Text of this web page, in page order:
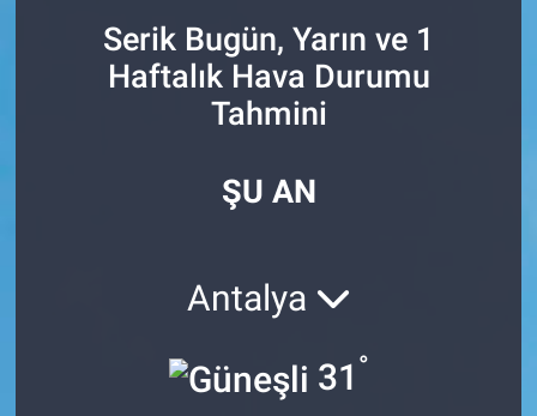
Serik Bugün, Yarın ve 1
Haftalık Hava Durumu
Tahmini
ŞU AN
Antalya
31 °
DİĞER
Tüm Manşetler
Son Dakika Haberleri